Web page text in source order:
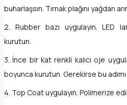
buharlaşsın. Tırnak plağını yağdan
2. Rubber bazı uygulayın. LED
kurutun.
3. İnce bir kat renkli kalıcı oje
boyunca kurutun. Gerekirse bu
4. Top Coat uygulayın. Polimerize